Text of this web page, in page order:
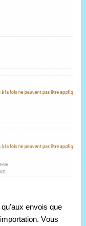
envois que
Vous